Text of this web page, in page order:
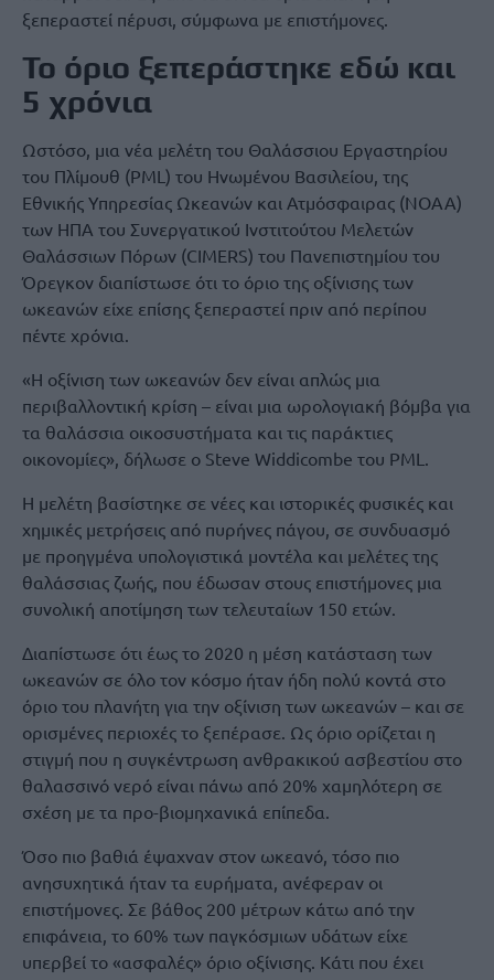
ξεπεραστεί πέρυσι, σύμφωνα με επιστήμονες.
Το όριο ξεπεράστηκε εδώ και
5 χρόνια
Ωστόσο, μια νέα μελέτη του Θαλάσσιου Εργαστηρίου
του Πλίμουθ (PML) του Ηνωμένου Βασιλείου, της
Εθνικής Υπηρεσίας Ωκεανών και Ατμόσφαιρας (NOAA)
των ΗΠΑ του Συνεργατικού Ινστιτούτου Μελετών
Θαλάσσιων Πόρων (CIMERS) του Πανεπιστημίου του
Όρεγκον διαπίστωσε ότι το όριο της οξίνισης των
ωκεανών είχε επίσης ξεπεραστεί πριν από περίπου
πέντε χρόνια.
«Η οξίνιση των ωκεανών δεν είναι απλώς μια
περιβαλλοντική κρίση – είναι μια ωρολογιακή βόμβα για
τα θαλάσσια οικοσυστήματα και τις παράκτιες
οικονομίες», δήλωσε ο Steve Widdicombe του PML.
Η μελέτη βασίστηκε σε νέες και ιστορικές φυσικές και
χημικές μετρήσεις από πυρήνες πάγου, σε συνδυασμό
με προηγμένα υπολογιστικά μοντέλα και μελέτες της
θαλάσσιας ζωής, που έδωσαν στους επιστήμονες μια
συνολική αποτίμηση των τελευταίων 150 ετών.
Διαπίστωσε ότι έως το 2020 η μέση κατάσταση των
ωκεανών σε όλο τον κόσμο ήταν ήδη πολύ κοντά στο
όριο του πλανήτη για την οξίνιση των ωκεανών – και σε
ορισμένες περιοχές το ξεπέρασε. Ως όριο ορίζεται η
στιγμή που η συγκέντρωση ανθρακικού ασβεστίου στο
θαλασσινό νερό είναι πάνω από 20% χαμηλότερη σε
σχέση με τα προ-βιομηχανικά επίπεδα.
Όσο πιο βαθιά έψαχναν στον ωκεανό, τόσο πιο
ανησυχητικά ήταν τα ευρήματα, ανέφεραν οι
επιστήμονες. Σε βάθος 200 μέτρων κάτω από την
επιφάνεια, το 60% των παγκόσμιων υδάτων είχε
υπερβεί το «ασφαλές» όριο οξίνισης. Κάτι που έχει